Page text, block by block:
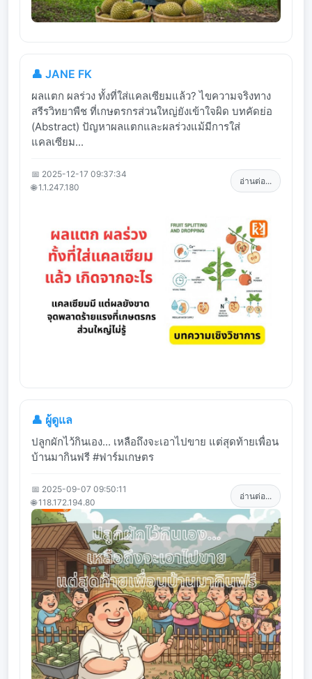
👤 JANE FK
ผลแตก ผลร่วง ทั้งที่ใส่แคลเซียมแล้ว? ไขความจริงทาง
สรีรวิทยาพืช ที่เกษตรกรส่วนใหญ่ยังเข้าใจผิด บทคัดย่อ
(Abstract) ปัญหาผลแตกและผลร่วงแม้มีการใส่
แคลเซียม...
📅 2025-12-17 09:37:34
🌐 1.1.247.180
อ่านต่อ...
👤 ผู้ดูแล
ปลูกผักไว้กินเอง... เหลือถึงจะเอาไปขาย แต่สุดท้ายเพื่อน
บ้านมากินฟรี #ฟาร์มเกษตร
📅 2025-09-07 09:50:11
🌐 118.172.194.80
อ่านต่อ...